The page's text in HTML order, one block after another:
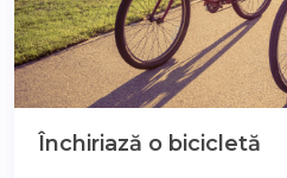
Închiriază o bicicletă